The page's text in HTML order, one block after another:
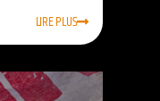
LIRE PLUS